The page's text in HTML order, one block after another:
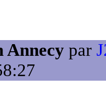
Annecy par